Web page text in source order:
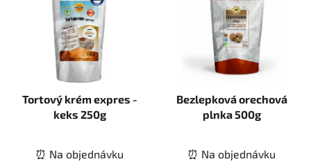
Tortový krém expres -
keks 250g
⏰ Na objednávku
Bezlepková orechová
plnka 500g
⏰ Na objednávku